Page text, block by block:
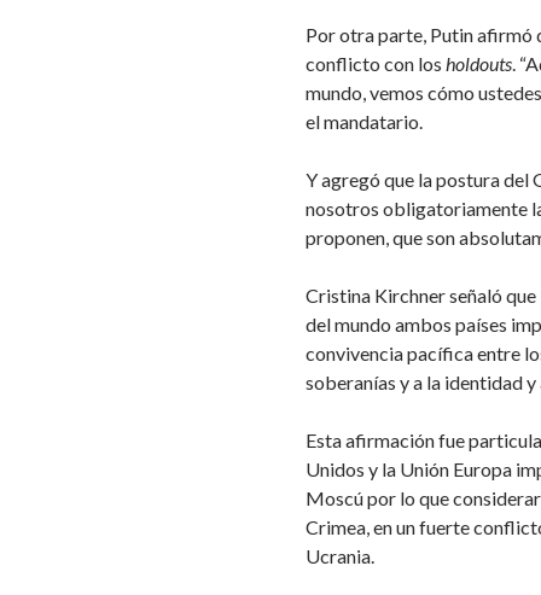
Por otra parte, Putin afirmó
conflicto con los holdouts.
mundo, vemos cómo
el mandatario.
Y agregó que la postura del
nosotros obligatoriamente
proponen, que son
Cristina Kirchner señaló
del mundo ambos países
convivencia pacífica entre
soberanías y a la identidad
Esta afirmación fue
Unidos y la Unión Europa
Moscú por lo que
Crimea, en un fuerte
Ucrania.